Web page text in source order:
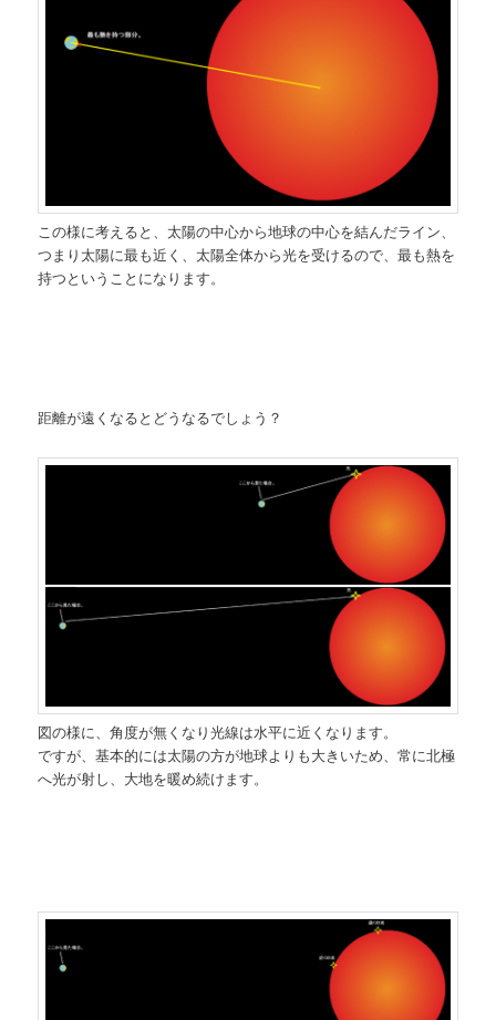
この様に考えると、太陽の中心から地球の中心を結んだライン、
つまり太陽に最も近く、太陽全体から光を受けるので、最も熱を
持つということになります。
距離が遠くなるとどうなるでしょう？
図の様に、角度が無くなり光線は水平に近くなります。
ですが、基本的には太陽の方が地球よりも大きいため、常に北極
へ光が射し、大地を暖め続けます。